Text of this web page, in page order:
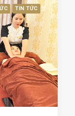
TIN TỨC